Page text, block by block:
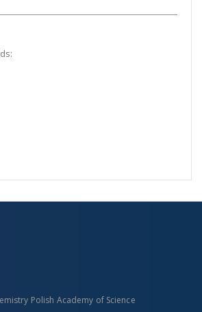
Polish Academy of Science